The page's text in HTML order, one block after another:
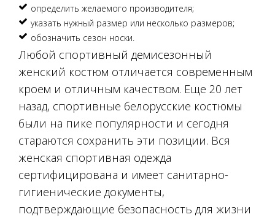
определить желаемого производителя;
указать нужный размер или несколько размеров;
обозначить сезон носки.
Любой спортивный демисезонный
женский костюм отличается современным
кроем и отличным качеством. Еще 20 лет
назад, спортивные белорусские костюмы
были на пике популярности и сегодня
стараются сохранить эти позиции. Вся
женская спортивная одежда
сертифицирована и имеет санитарно-
гигиенические документы,
подтверждающие безопасность для жизни